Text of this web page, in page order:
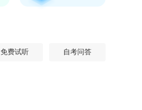
免费试听 自考问答